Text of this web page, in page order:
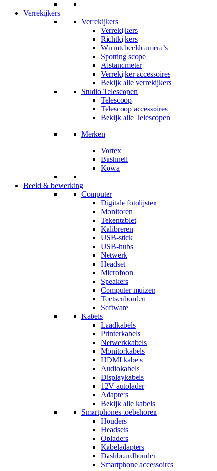
Verrekijkers
Verrekijkers
Verrekijkers
Richtkijkers
Warmtebeeldcamera’s
Spotting scope
Afstandmeter
Verrekijker accessoires
Bekijk alle verrekijkers
Studio Telescopen
Telescoop
Telescoop accessoires
Bekijk alle Telescopen
Merken
Vortex
Bushnell
Kowa
Beeld & bewerking
Computer
Digitale fotolijsten
Monitoren
Tekentablet
Kalibreren
USB-stick
USB-hubs
Netwerk
Headset
Microfoon
Speakers
Computer muizen
Toetsenborden
Software
Kabels
Laadkabels
Printerkabels
Netwerkkabels
Monitorkabels
HDMI kabels
Audiokabels
Displaykabels
12V autolader
Adapters
Bekijk alle kabels
Smartphones toebehoren
Houders
Headsets
Opladers
Kabeladapters
Dashboardhouder
Smartphone accessoires